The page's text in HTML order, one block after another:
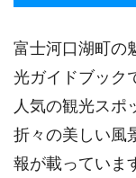
富士河口湖町の
光ガイドブック
人気の観光スポ
折々の美しい風
報が載っていま